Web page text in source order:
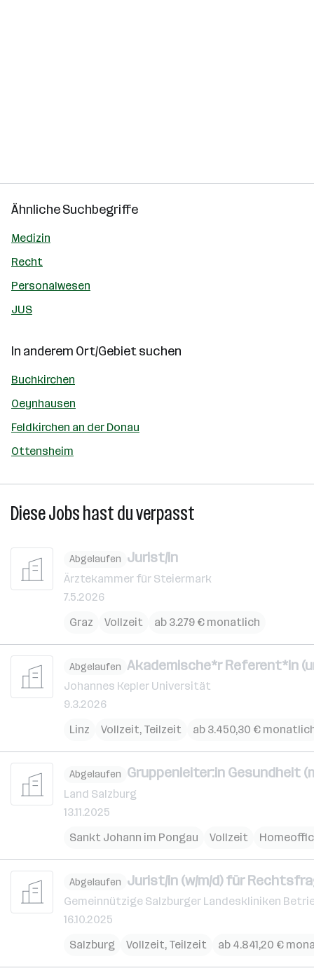
Ähnliche Suchbegriffe
Medizin
Recht
Personalwesen
JUS
In anderem Ort/Gebiet suchen
Buchkirchen
Oeynhausen
Feldkirchen an der Donau
Ottensheim
Diese Jobs hast du verpasst
Abgelaufen Jurist/in
Ärztekammer für Steiermark
7.5.2026
Graz
Vollzeit ab 3.279 € monatlich
Abgelaufen Akademische*r Referent*in
Johannes Kepler Universität
9.3.2026
Linz
Vollzeit, Teilzeit ab 3.450,30 €
Abgelaufen Gruppenleiter:in Gesundheit
Land Salzburg
13.11.2025
Sankt Johann im Pongau
Vollzeit
Abgelaufen Jurist/in (w/m/d) für
Gemeinnützige Salzburger Landeskliniken
16.10.2025
Salzburg
Vollzeit, Teilzeit ab 4.841,20 €